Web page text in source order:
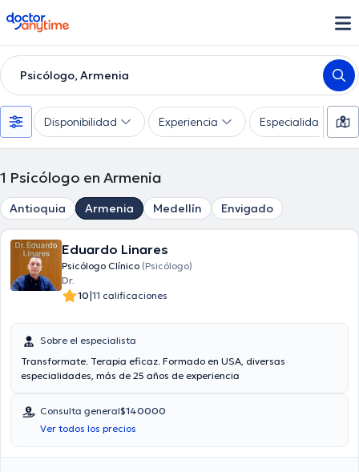
doctoranytime
Psicólogo, Armenia
Disponibilidad Experiencia Especialidades
1 Psicólogo en Armenia
Antioquia Armenia Medellín Envigado
Eduardo Linares
Psicólogo Clínico (Psicólogo)
Dr.
10|11 calificaciones
Sobre el especialista
Transformate. Terapia eficaz. Formado en USA, diversas
especialidades, más de 25 años de experiencia
Consulta general$140000
Ver todos los precios